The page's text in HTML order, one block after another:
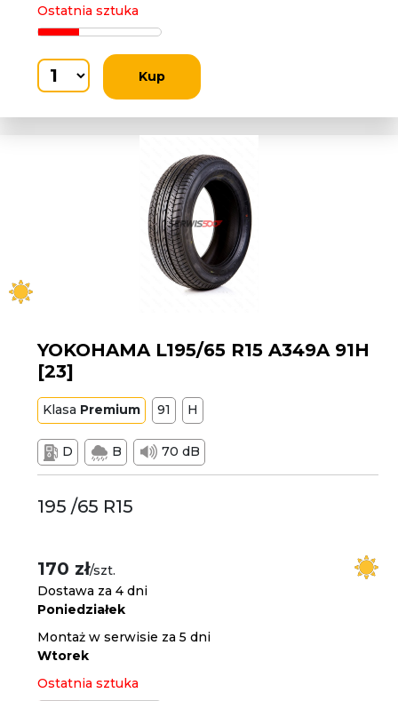
Ostatnia sztuka
Kup
YOKOHAMA L195/65 R15 A349A 91H
[23]
Klasa Premium 91 H
D B 70 dB
195 /65 R15
170 zł/szt.
Dostawa za 4 dni
Poniedziałek
Montaż w serwisie za 5 dni
Wtorek
Ostatnia sztuka